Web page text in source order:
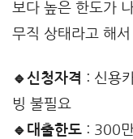
보다 높은 한도가
무직 상태라고 해
🔹신청자격 : 신용
빙 불필요
🔹대출한도 : 300